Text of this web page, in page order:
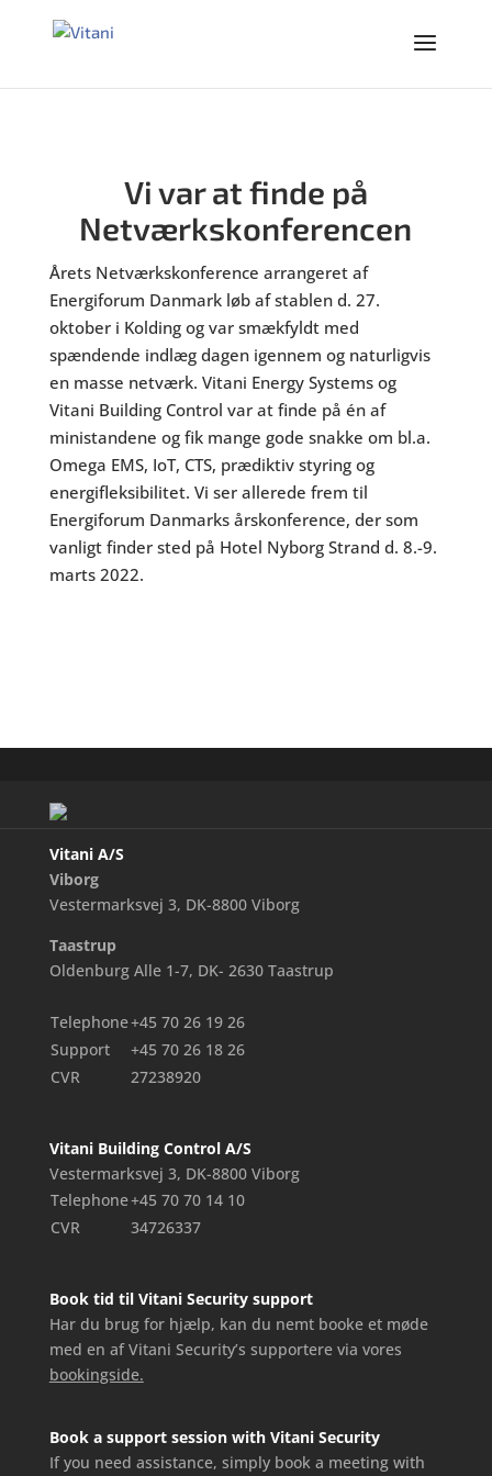
Vi var at finde på
Netværkskonferencen
Årets Netværkskonference arrangeret af
Energiforum Danmark løb af stablen d. 27.
oktober i Kolding og var smækfyldt med
spændende indlæg dagen igennem og naturligvis
en masse netværk. Vitani Energy Systems og
Vitani Building Control var at finde på én af
ministandene og fik mange gode snakke om bl.a.
Omega EMS, IoT, CTS, prædiktiv styring og
energifleksibilitet. Vi ser allerede frem til
Energiforum Danmarks årskonference, der som
vanligt finder sted på Hotel Nyborg Strand d. 8.-9.
marts 2022.
Vitani A/S
Viborg
Vestermarksvej 3, DK-8800 Viborg
Taastrup
Oldenburg Alle 1-7, DK- 2630 Taastrup
Telephone+45 70 26 19 26
Support
+45 70 26 18 26
CVR
27238920
Vitani Building Control A/S
Vestermarksvej 3, DK-8800 Viborg
Telephone+45 70 70 14 10
CVR
34726337
Book tid til Vitani Security support
Har du brug for hjælp, kan du nemt booke et møde
med en af Vitani Security’s supportere via vores
bookingside.
Book a support session with Vitani Security
If you need assistance, simply book a meeting with